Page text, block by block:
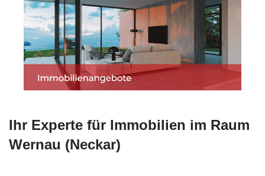
Ihr Experte für Immobilien im Raum
Wernau (Neckar)